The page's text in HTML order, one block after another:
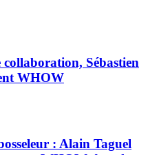
collaboration, Sébastien
WHOW
: Alain Taguel